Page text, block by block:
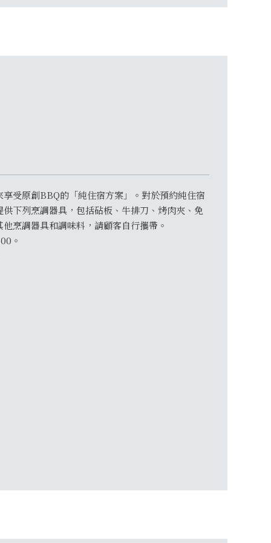
受原創BBQ的「純住宿方案」。對於預約純住宿
下列烹調器具，包括砧板、牛排刀、烤肉夾、免
烹調器具和調味料，請顧客自行攜帶。
。